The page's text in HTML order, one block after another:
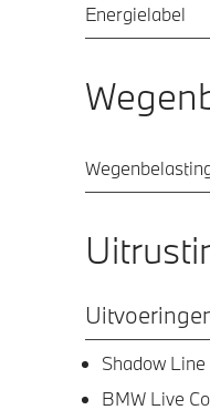
Energielabel
Shadow Line
BMW Live